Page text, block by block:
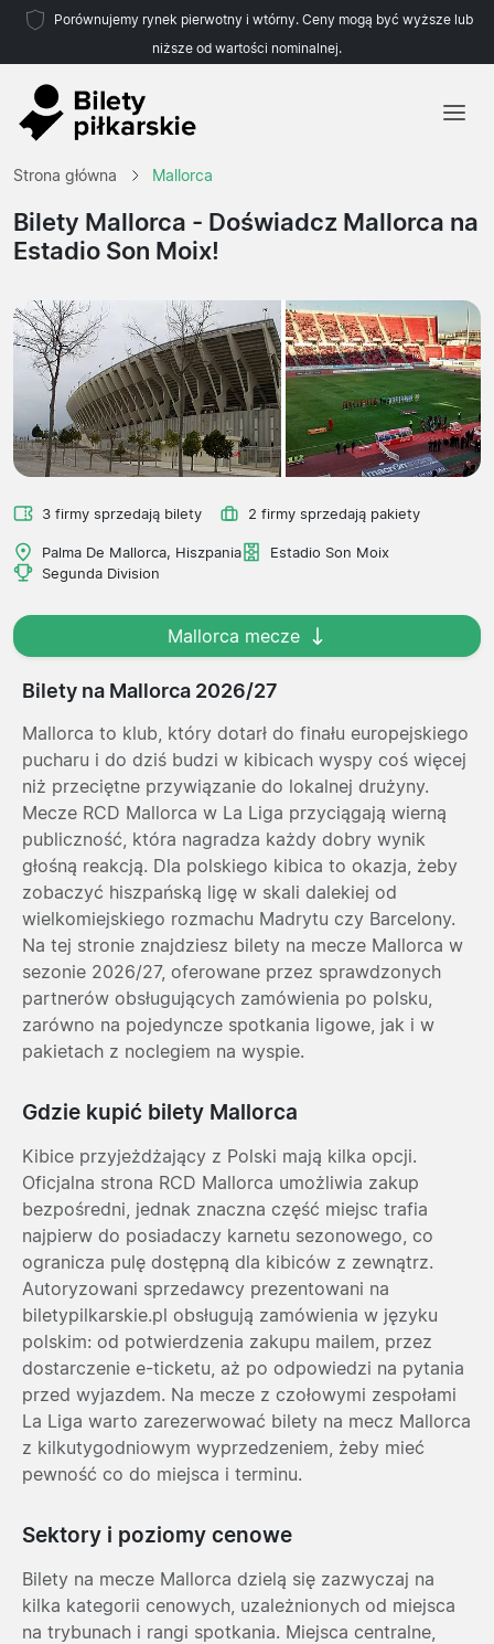
Porównujemy rynek pierwotny i wtórny. Ceny mogą być wyższe lub
niższe od wartości nominalnej.
Strona główna
Drużyny
Strona główna Mallorca
Bilety Mallorca - Doświadcz Mallorca na
Estadio Son Moix!
3 firmy sprzedają bilety 2 firmy sprzedają pakiety
Palma De Mallorca, Hiszpania
Estadio Son Moix
Segunda Division
Mallorca mecze
Bilety na Mallorca 2026/27
Mallorca to klub, który dotarł do finału europejskiego
pucharu i do dziś budzi w kibicach wyspy coś więcej
niż przeciętne przywiązanie do lokalnej drużyny.
Mecze RCD Mallorca w La Liga przyciągają wierną
publiczność, która nagradza każdy dobry wynik
głośną reakcją. Dla polskiego kibica to okazja, żeby
zobaczyć hiszpańską ligę w skali dalekiej od
wielkomiejskiego rozmachu Madrytu czy Barcelony.
Na tej stronie znajdziesz bilety na mecze Mallorca w
sezonie 2026/27, oferowane przez sprawdzonych
partnerów obsługujących zamówienia po polsku,
zarówno na pojedyncze spotkania ligowe, jak i w
pakietach z noclegiem na wyspie.
Gdzie kupić bilety Mallorca
Kibice przyjeżdżający z Polski mają kilka opcji.
Oficjalna strona RCD Mallorca umożliwia zakup
bezpośredni, jednak znaczna część miejsc trafia
najpierw do posiadaczy karnetu sezonowego, co
ogranicza pulę dostępną dla kibiców z zewnątrz.
Autoryzowani sprzedawcy prezentowani na
biletypilkarskie.pl obsługują zamówienia w języku
polskim: od potwierdzenia zakupu mailem, przez
dostarczenie e-ticketu, aż po odpowiedzi na pytania
przed wyjazdem. Na mecze z czołowymi zespołami
La Liga warto zarezerwować bilety na mecz Mallorca
z kilkutygodniowym wyprzedzeniem, żeby mieć
pewność co do miejsca i terminu.
Sektory i poziomy cenowe
Bilety na mecze Mallorca dzielą się zazwyczaj na
kilka kategorii cenowych, uzależnionych od miejsca
na trybunach i rangi spotkania. Miejsca centralne,